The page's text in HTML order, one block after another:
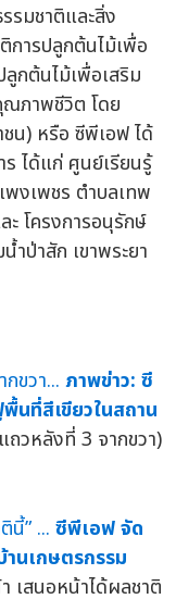
รมชาติและสิ่ง
การปลูกต้นไม้เพื่อ
กต้นไม้เพื่อเสริม
ภาพชีวิต โดย
น) หรือ ซีพีเอฟ ได้
ร ได้แก่ ศูนย์เรียนรู้
งเพชร ตำบลเทพ
โครงการอนุรักษ์
ป่าสัก เขาพระยา
ภาพข่าว: ซี
นที่สีเขียวในสถาน
วหลังที่ 3 จากขวา)
ซีพีเอฟ จัด
นเกษตรกรรม
เสนอหน้าได้ผลชาติ